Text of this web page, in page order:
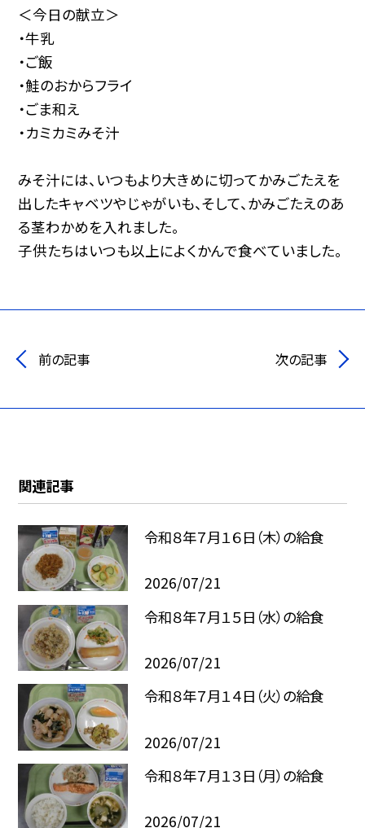
＜今日の献立＞
・牛乳
・ご飯
・鮭のおからフライ
・ごま和え
・カミカミみそ汁
みそ汁には、いつもより大きめに切ってかみごたえを
出したキャベツやじゃがいも、そして、かみごたえのあ
る茎わかめを入れました。
子供たちはいつも以上によくかんで食べていました。
前の記事 次の記事
関連記事
令和８年７月１６日（木）の給食
2026/07/21
令和８年７月１５日（水）の給食
2026/07/21
令和８年７月１４日（火）の給食
2026/07/21
令和８年７月１３日（月）の給食
2026/07/21